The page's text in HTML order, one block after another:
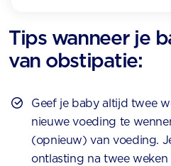
Tips wanneer je
van obstipatie:
Geef je baby altijd twee
nieuwe voeding te
(opnieuw) van voeding.
ontlasting na twee